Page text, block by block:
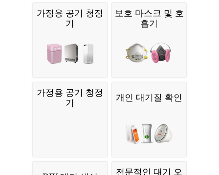
가정용 공기 청정
기
보호 마스크 및 호
흡기
가정용 공기 청정
기
개인 대기질 확인
전문적인 대기 오